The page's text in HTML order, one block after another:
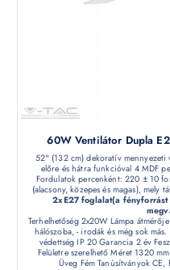
60W Ventilátor Dupla
52" (132 cm) dekoratív mennyezeti
előre és hátra funkcióval 4 MDF
Fordulatok percenként: 220 ± 10
(alacsony, közepes és magas),
2xE27 foglalat(a
Terhelhetőség 2x20W Lámpa
hálószoba, - irodák és még sok
védettség IP 20 Garancia 2 év
Felületre szerelhető Méret 1320
Üveg Fém Tanúsítványok